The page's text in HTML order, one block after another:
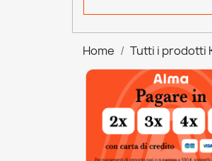
Home Tutti i prodotti